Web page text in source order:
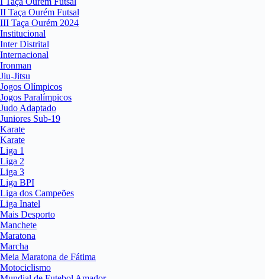
II Taça Ourém Futsal
III Taça Ourém 2024
Institucional
Inter Distrital
Internacional
Ironman
Jiu-Jitsu
Jogos Olímpicos
Jogos Paralímpicos
Judo Adaptado
Juniores Sub-19
Karate
Karate
Liga 1
Liga 2
Liga 3
Liga BPI
Liga dos Campeões
Liga Inatel
Mais Desporto
Manchete
Maratona
Marcha
Meia Maratona de Fátima
Motociclismo